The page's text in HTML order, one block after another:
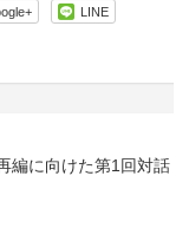
LINE
編に向けた第1回対話